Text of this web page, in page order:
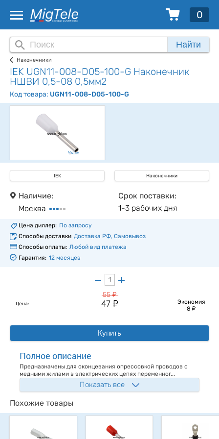
0
Найти
Наконечники
IEK UGN11-008-D05-100-G Наконечник
НШВИ 0,5-08 0,5мм2
Код товара: UGN11-008-D05-100-G
IEK Наконечники
Наличие:
Москва
Срок поставки:
1-3 рабочих дня
Цена диллер: По запросу
Способы доставки Доставка РФ, Самовывоз
Способы оплаты: Любой вид платежа
Гарантия: 12 месяцев
Цена:
55у
47 у
Экономия
8у
Купить
Полное описание
Предназначены для оконцевания опрессовкой проводов с
медными жилами в электрических цепях переменног...
Показать все
Похожие товары